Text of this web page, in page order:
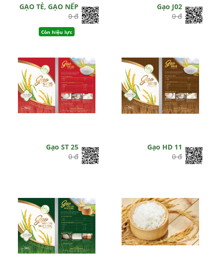
GẠO TẺ, GẠO NẾP
0 đ
Còn hiệu lực
Gạo J02
0 đ
Gạo ST 25
0 đ
Gạo HD 11
0 đ